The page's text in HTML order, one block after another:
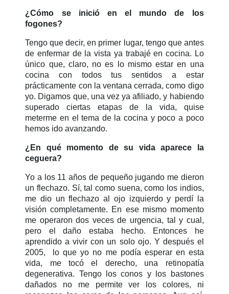
¿Cómo se inició en el mundo de los
fogones?
Tengo que decir, en primer lugar, tengo que antes
de enfermar de la vista ya trabajé en cocina. Lo
único que, claro, no es lo mismo estar en una
cocina con todos tus sentidos a estar
prácticamente con la ventana cerrada, como digo
yo. Digamos que, una vez ya afiliado, y habiendo
superado ciertas etapas de la vida, quise
meterme en el tema de la cocina y poco a poco
hemos ido avanzando.
¿En qué momento de su vida aparece la
ceguera?
Yo a los 11 años de pequeño jugando me dieron
un flechazo. Sí, tal como suena, como los indios,
me dio un flechazo al ojo izquierdo y perdí la
visión completamente. En ese mismo momento
me operaron dos veces de urgencia, tal y cual,
pero el daño estaba hecho. Entonces he
aprendido a vivir con un solo ojo. Y después el
2005, lo que yo no me podía esperar en esta
vida, me tocó el derecho, una retinopatía
degenerativa. Tengo los conos y los bastones
dañados no me permite ver los colores, ni